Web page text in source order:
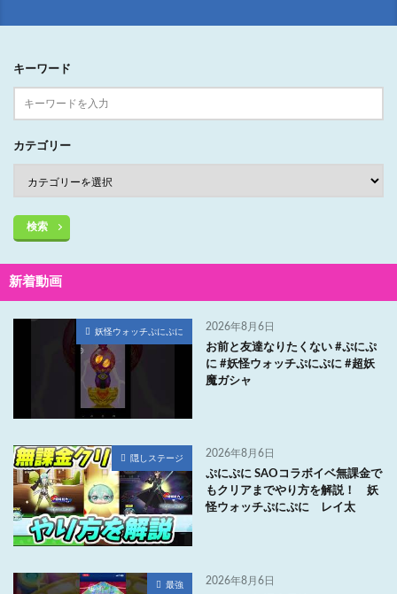
キーワード
カテゴリー
検索
新着動画
妖怪ウォッチぷにぷに 2026年8月6日
お前と友達なりたくない #ぷにぷ
に #妖怪ウォッチぷにぷに #超妖
魔ガシャ
隠しステージ 2026年8月6日
ぷにぷに SAOコラボイベ無課金で
もクリアまでやり方を解説！ 妖
怪ウォッチぷにぷに レイ太
最強 2026年8月6日